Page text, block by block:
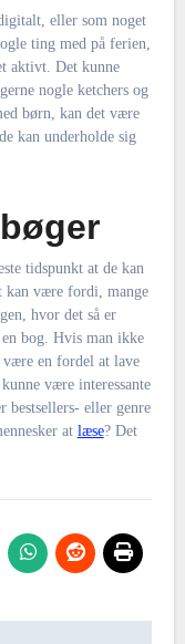
eller som noget
ting med på ferien,
aktivt. Det kunne
nogle ketchers og
børn, kan det være
kan underholde sig
tidspunkt at de kan
kan være fordi, mange
hvor det så er
bog. Hvis man ikke
være en fordel at lave
være interessante
bestsellers- eller genre
at læse? Det